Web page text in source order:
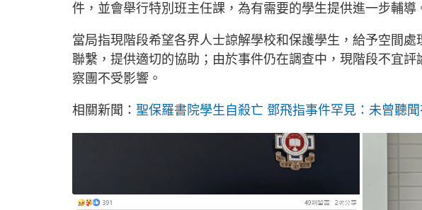
件，並會舉行特別班主任課，為有需要的學生提供進一步輔導
當局指現階段希望各界人士諒解學校和保護學生，給予空間
聯繫，提供適切的協助；由於事件仍在調查中，現階段不宜
察團不受影響。
相關新聞： 聖保羅書院學生自殺亡 鄧飛指事件罕見：未曾聽